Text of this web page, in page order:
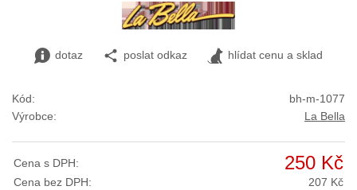
dotaz poslat odkaz hlídat cenu a sklad
Kód:
bh-m-1077
Výrobce:
La Bella
Cena s DPH: 250 Kč
Cena bez DPH: 207 Kč